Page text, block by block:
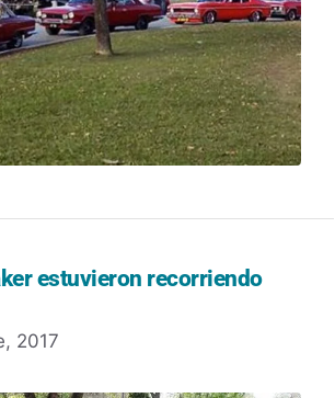
estuvieron recorriendo
2017